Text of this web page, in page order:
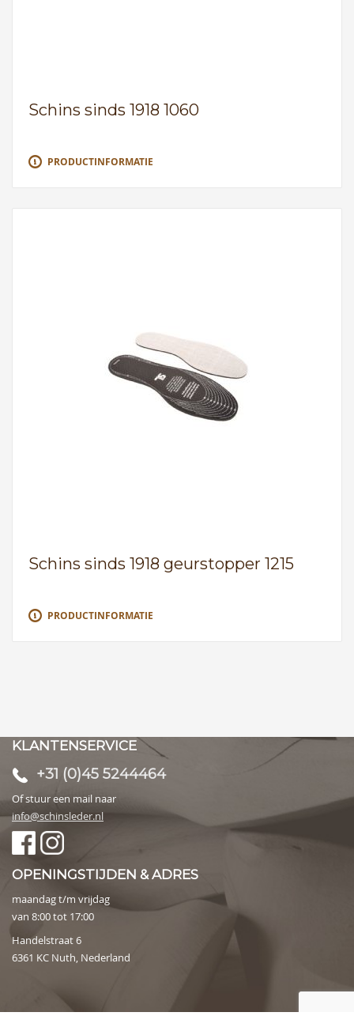
Schins sinds 1918 1060
PRODUCTINFORMATIE
Schins sinds 1918 geurstopper 1215
PRODUCTINFORMATIE
KLANTENSERVICE
+31 (0)45 5244464
Of stuur een mail naar
info@schinsleder.nl
OPENINGSTIJDEN & ADRES
maandag t/m vrijdag
van 8:00 tot 17:00
Handelstraat 6
6361 KC Nuth, Nederland